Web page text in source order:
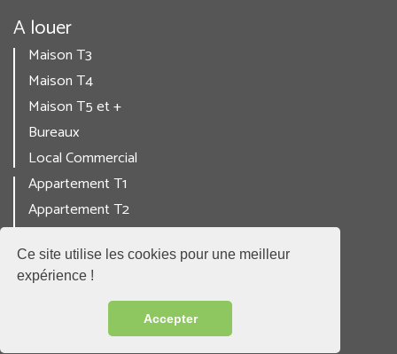
Ce site utilise les cookies pour une meilleur
expérience !
Accepter
A louer
Maison T3
Maison T4
Maison T5 et +
Bureaux
Local Commercial
Appartement T1
Appartement T2
Appartement T4
Appartement T5 et +